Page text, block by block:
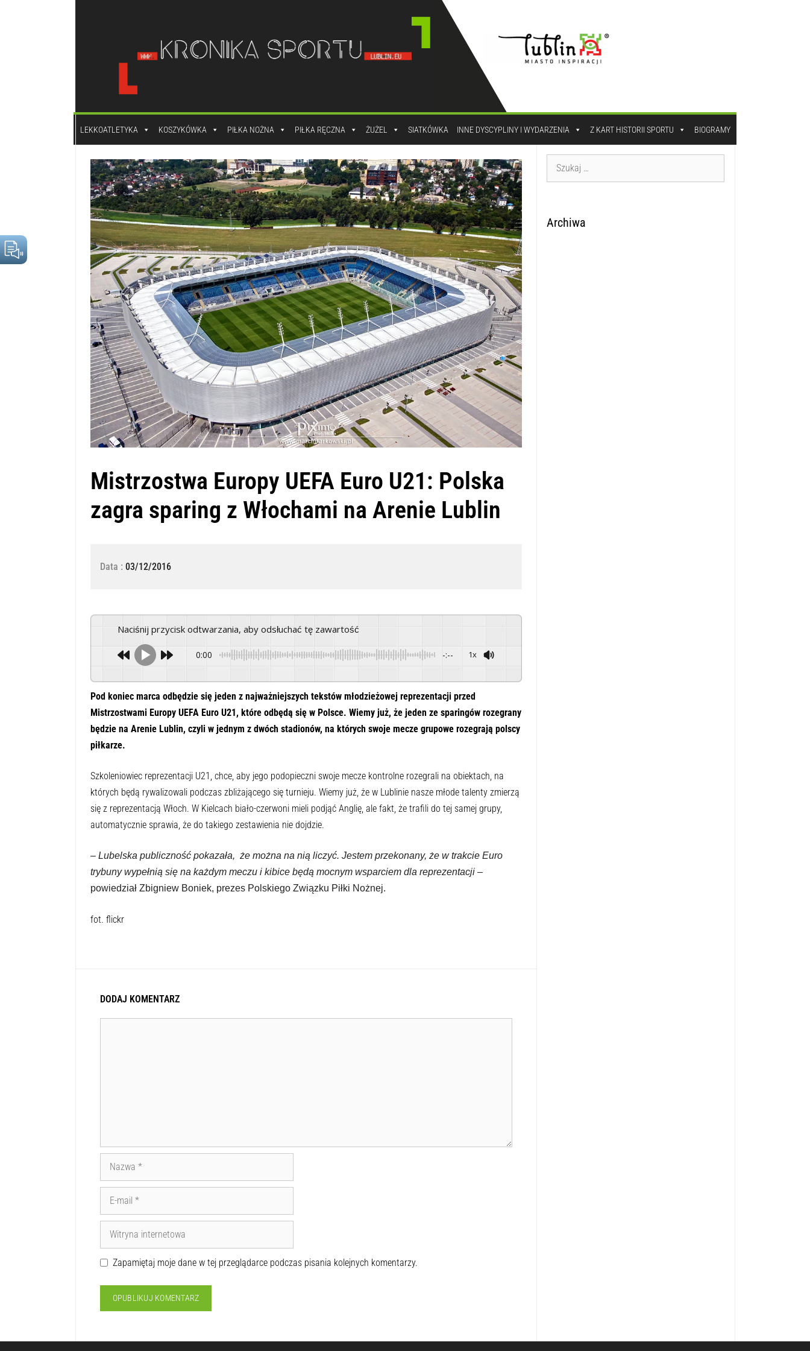
LEKKOATLETYKA KOSZYKÓWKA PIŁKA NOŻNA PIŁKA RĘCZNA ŻUŻEL SIATKÓWKA INNE DYSCYPLINY I WYDARZENIA Z KART HISTORII SPORTU BIOGRAMY
Mistrzostwa Europy UEFA Euro U21: Polska
zagra sparing z Włochami na Arenie Lublin
Data : 03/12/2016
Naciśnij przycisk odtwarzania, aby odsłuchać tę zawartość
0:00 -:-- 1x
Pod koniec marca odbędzie się jeden z najważniejszych tekstów młodzieżowej reprezentacji przed
Mistrzostwami Europy UEFA Euro U21, które odbędą się w Polsce. Wiemy już, że jeden ze sparingów rozegrany
będzie na Arenie Lublin, czyli w jednym z dwóch stadionów, na których swoje mecze grupowe rozegrają polscy
piłkarze.
Szkoleniowiec reprezentacji U21 , chce, aby jego podopieczni swoje mecze kontrolne rozegrali na obiektach, na
których będą rywalizowali podczas zbliżającego się turnieju. Wiemy już, że w Lublinie nasze młode talenty zmierzą
się z reprezentacją Włoch. W Kielcach biało-czerwoni mieli podjąć Anglię, ale fakt, że trafili do tej samej grupy,
automatycznie sprawia, że do takiego zestawienia nie dojdzie.
–Lubelska publiczność pokazała, że można na nią liczyć. Jestem przekonany, że w trakcie Euro
trybuny wypełnią się na każdym meczu i kibice będą mocnym wsparciem dla reprezentacji–
powiedział Zbigniew Boniek, prezes Polskiego Związku Piłki Nożnej.
fot. flickr
DODAJ KOMENTARZ
Zapamiętaj moje dane w tej przeglądarce podczas pisania kolejnych komentarzy.
Archiwa